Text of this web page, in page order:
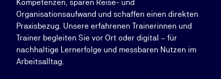
Kompetenzen, sparen Reise- und
Organisationsaufwand und schaffen einen direkten
Praxisbezug. Unsere erfahrenen Trainerinnen und
Trainer begleiten Sie vor Ort oder digital – für
nachhaltige Lernerfolge und messbaren Nutzen im
Arbeitsalltag.